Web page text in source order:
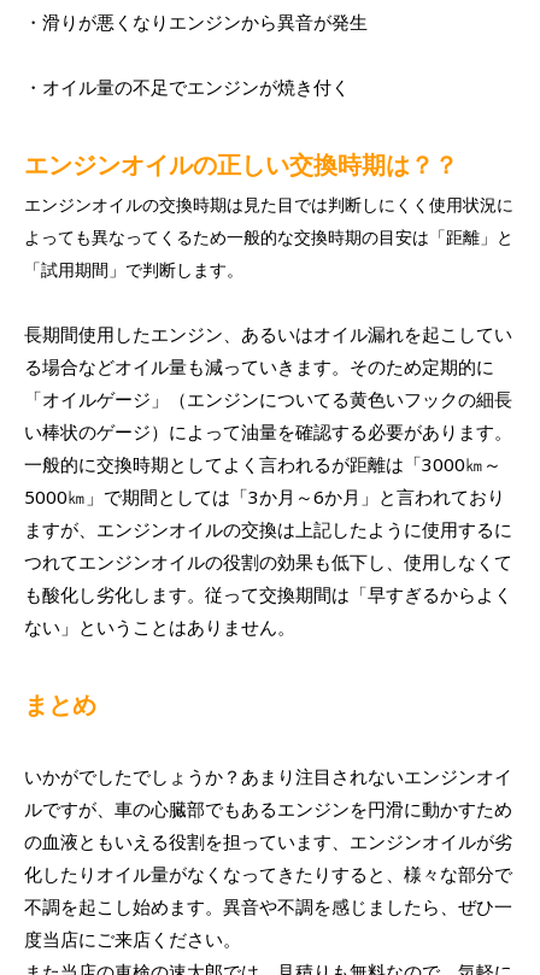
・滑りが悪くなりエンジンから異音が発生
・オイル量の不足でエンジンが焼き付く
エンジンオイルの正しい交換時期は？？
エンジンオイルの交換時期は見た目では判断しにくく使用状況に
よっても異なってくるため一般的な交換時期の目安は「距離」と
「試用期間」で判断します。
長期間使用したエンジン、あるいはオイル漏れを起こしてい
る場合などオイル量も減っていきます。そのため定期的に
「オイルゲージ」（エンジンについてる黄色いフックの細長
い棒状のゲージ）によって油量を確認する必要があります。
一般的に交換時期としてよく言われるが距離は「3000㎞～
5000㎞」で期間としては「3か月～6か月」と言われており
ますが、エンジンオイルの交換は上記したように使用するに
つれてエンジンオイルの役割の効果も低下し、使用しなくて
も酸化し劣化します。従って交換期間は「早すぎるからよく
ない」ということはありません。
まとめ
いかがでしたでしょうか？あまり注目されないエンジンオイ
ルですが、車の心臓部でもあるエンジンを円滑に動かすため
の血液ともいえる役割を担っています、エンジンオイルが劣
化したりオイル量がなくなってきたりすると、様々な部分で
不調を起こし始めます。異音や不調を感じましたら、ぜひ一
度当店にご来店ください。